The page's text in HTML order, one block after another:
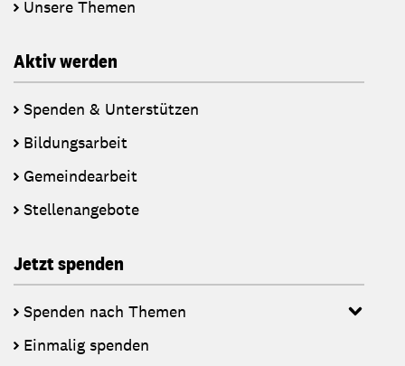
Unsere Themen
Aktiv werden
Spenden & Unterstützen
Bildungsarbeit
Gemeindearbeit
Stellenangebote
Jetzt spenden
Spenden nach Themen
Einmalig spenden